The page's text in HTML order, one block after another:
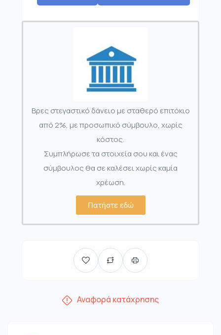
Βρες στεγαστικό δάνειο με σταθερό επιτόκιο
από 2%, με προσωπικό σύμβουλο, χωρίς
κόστος.
Συμπλήρωσε τα στοιχεία σου και ένας
σύμβουλος θα σε καλέσει χωρίς καμία
χρέωση.
Πατήστε εδώ
Αναφορά κατάχρησης